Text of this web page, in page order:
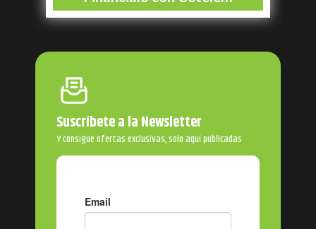
Suscríbete a la Newsletter
Y consigue ofertas exclusivas, solo aquí publicadas